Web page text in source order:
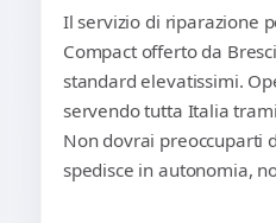
Il servizio di riparazione
Compact offerto da
standard elevatissimi.
servendo tutta Italia
Non dovrai preoccuparti
spedisce in autonomia,